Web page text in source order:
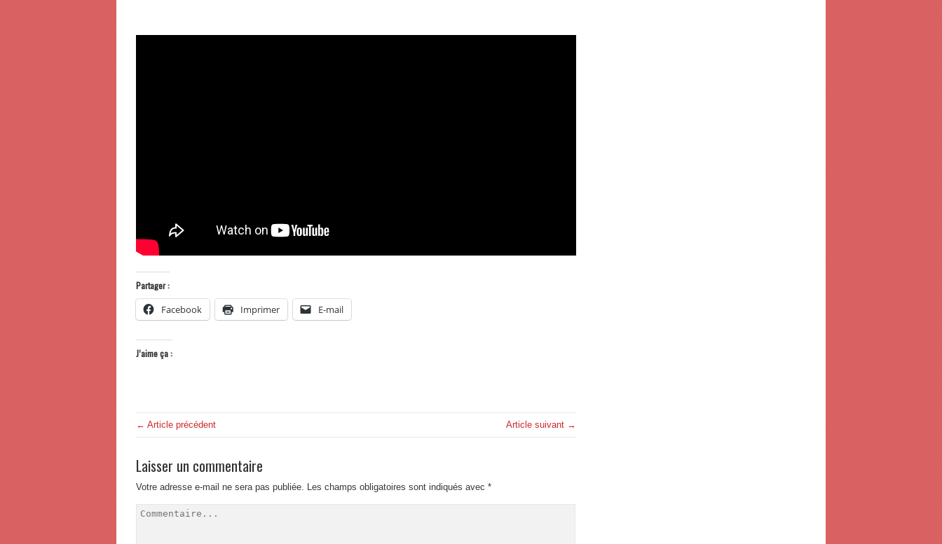
Partager :
Facebook Imprimer E-mail
J’aime ça :
← Article précédent Article suivant →
Laisser un commentaire
Votre adresse e-mail ne sera pas publiée. Les champs obligatoires sont indiqués avec *